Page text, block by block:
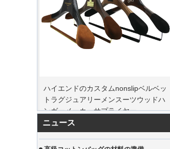
ンガーメーカーサプライヤー
ニュース
でした。工場は、休暇後に商品を仕上
げるために生産を急いでいます。
高級コットンバッグの材料の準備
米国の顧客は、大量のピンクの綿の袋